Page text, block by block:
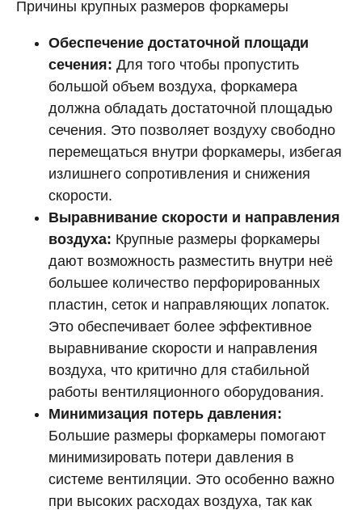
Причины крупных размеров форкамеры
Обеспечение достаточной площади
сечения: Для того чтобы пропустить
большой объем воздуха, форкамера
должна обладать достаточной площадью
сечения. Это позволяет воздуху свободно
перемещаться внутри форкамеры, избегая
излишнего сопротивления и снижения
скорости.
Выравнивание скорости и направления
воздуха: Крупные размеры форкамеры
дают возможность разместить внутри неё
большее количество перфорированных
пластин, сеток и направляющих лопаток.
Это обеспечивает более эффективное
выравнивание скорости и направления
воздуха, что критично для стабильной
работы вентиляционного оборудования.
Минимизация потерь давления:
Большие размеры форкамеры помогают
минимизировать потери давления в
системе вентиляции. Это особенно важно
при высоких расходах воздуха, так как